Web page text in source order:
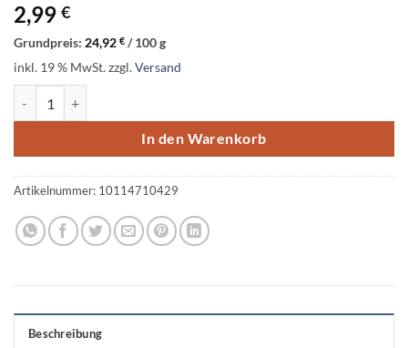
2,99 €
Grundpreis: 24,92 € /100g
inkl. 19 % MwSt.zzgl.Versand
In den Warenkorb
Artikelnummer: 10114710429
Beschreibung